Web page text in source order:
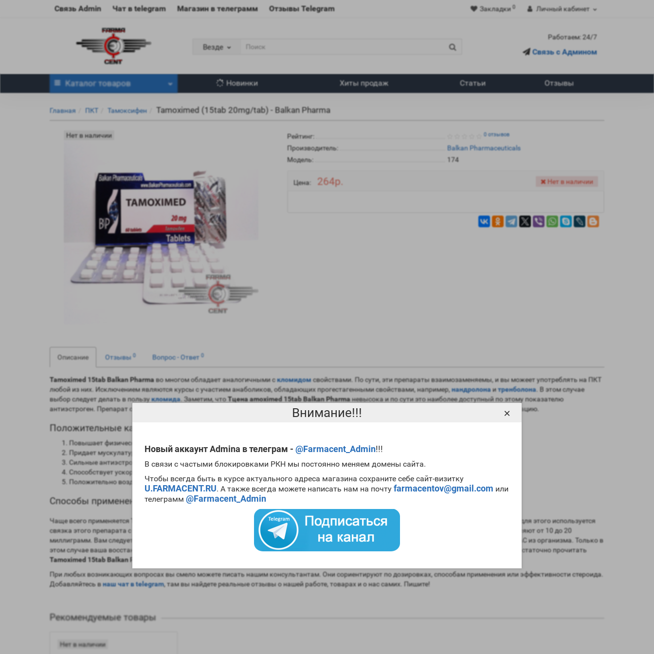
Внимание!!!
Новый аккаунт Admina в телеграм - @Farmacent_Admin!!!
В связи с частыми блокировками РКН мы постоянно меняем домены сайта.
Чтобы всегда быть в курсе актуального адреса магазина сохраните себе сайт-визитку
U.FARMACENT.RU. А также всегда можете написать нам на почту farmacentov@gmail.com или
телеграмм @Farmacent_Admin
×
Связь Admin Чат в telegram Магазин в телеграмм Отзывы Telegram Закладки 0 Личный кабинет
Везде
Работаем: 24/7
Связь с Админом
Каталог товаров Новинки Хиты продаж Статьи Отзывы
Главная ПКТ Тамоксифен Tamoximed (15tab 20mg/tab) - Balkan Pharma
Нет в наличии Рейтинг: 0 отзывов
Производитель:
Balkan Pharmaceuticals
Модель:
174
Цена: 264р. Нет в наличии
Описание Отзывы 0 Вопрос - Ответ 0
Tamoximed 15tab Balkan Pharmaво многом обладает аналогичными скломидомсвойствами. По сути, эти препараты взаимозаменяемы, и вы можеет употреблять на ПКТ
любой из них. Исключением являются курсы с участием анаболиков, обладающих прогестагенными свойствами, например, нандролонаитренболона . В этом случае
выбор следует делать в пользукломида . Заметим, чтоTцена amoximed 15tab Balkan Pharmaневысока и по сути это наиболее доступный по этому показателю
антиэстроген. Препарат отлично справляется с задачей блокировки рецепторов эстрогенного типа, но при этом не способен подавлять ароматизацию.
Положительные качества и эффекты Tamoximed 15tab Balkan Pharma
Повышает физические параметры;
Придает мускулатуре дополнительную твердость, улучшая при этом и ее рельеф;
Сильные антиэстрогенные свойства;
Способствует ускорению процессов редукции жировых тканей;
Положительно воздействует на работу печени.
Способы применения и дозировки Tamoximed 15tab Balkan Pharma
Чаще всего применяетсяTamoximed 15tab Balkan Pharma после курсаанаболиков. Хотя возможно и его применение во время цикла. Чаще всего для этого используется
связка этого препарата с
. Для проведения восстановительной терапии суточные дозировки
составляют от 10 до 20
миллиграмм. Вам следует помнить, что использование препарата в рамках ПКТ возможно только после полного устранения всех метаболитов ААС из организма. Только в
этом случае ваша восстановительная терапия будет максимально эффективной. Чтобы убедиться в целесообразности применения препарата, достаточно прочитать
Tamoximed 15tab Balkan Pharma отзывы.
При любых возникающих вопросах вы смело можете писать нашим консультантам. Они сориентируют по дозировках, способам применения или эффективности стероида.
Добавляйтесь внаш чат в telegram, там вы найдете реальные отзывы о нашей работе, товарах и о нас самих. Пишите!
Рекомендуемые товары
Нет в наличии